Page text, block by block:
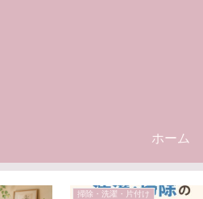
ホーム
掃除・洗濯・片付け